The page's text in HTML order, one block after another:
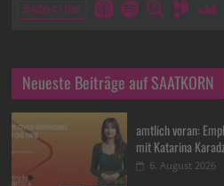
Neueste Beiträge auf SAATKORN
amtlich voran:
mit Katarina
6. August 2026